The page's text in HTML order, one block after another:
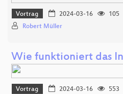
Vortrag 2024-03-16
105
Robert Müller
Wie funktioniert das
Vortrag 2024-03-16
553